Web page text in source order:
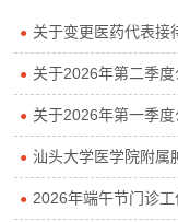
● 关于变更医药代表接
● 关于2026年第二季
● 关于2026年第一季
● 汕头大学医学院附属肿
● 2026年端午节门诊